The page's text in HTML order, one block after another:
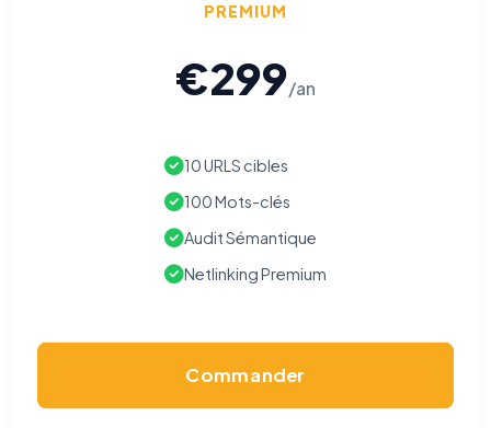
PREMIUM
€299/an
10 URLS cibles
100 Mots-clés
Audit Sémantique
Netlinking Premium
Commander